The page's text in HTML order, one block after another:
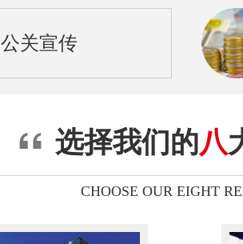
公关宣传
选择我们的八
CHOOSE OUR EIGHT